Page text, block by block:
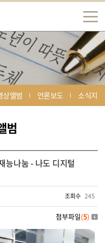
상앨범 언론보도 소식지
범
능나눔 - 나도 디지털
조회수 245
첨부파일(5)